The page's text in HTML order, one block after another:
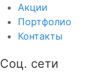
Акции
Портфолио
Контакты
Соц. сети